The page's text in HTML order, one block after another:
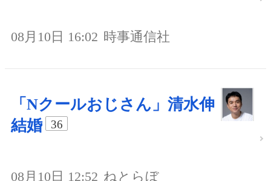
08月10日 16:02 時事通信社
「Nクールおじさん」清水伸
結婚
36
08月10日 12:52 ねとらぼ